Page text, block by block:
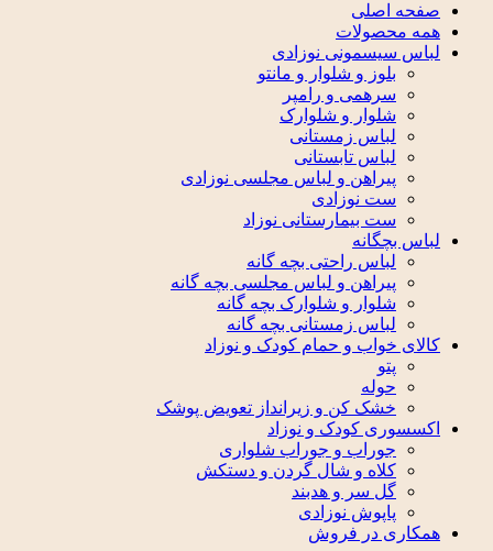
صفحه اصلی
همه محصولات
لباس سیسمونی نوزادی
بلوز و شلوار و مانتو
سرهمی و رامپر
شلوار و شلوارک
لباس زمستانی
لباس تابستانی
پیراهن و لباس مجلسی نوزادی
ست نوزادی
ست بیمارستانی نوزاد
لباس بچگانه
لباس راحتی بچه گانه
پیراهن و لباس مجلسی بچه گانه
شلوار و شلوارک بچه گانه
لباس زمستانی بچه گانه
کالای خواب و حمام کودک و نوزاد
پتو
حوله
خشک کن و زیرانداز تعویض پوشک
اکسسوری کودک و نوزاد
جوراب و جوراب شلواری
کلاه و شال گردن و دستکش
گل سر و هدبند
پاپوش نوزادی
همکاری در فروش